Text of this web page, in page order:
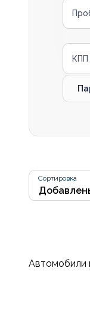
КПП
Сортировка
Автомобили